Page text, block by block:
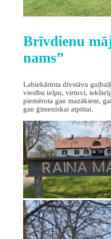
Brīvdienu
nams”
Labiekārtota divstāvu
viesību telpu, virtuvi,
piemērota gan mazākiem,
gan ģimeniskai atpūtai.